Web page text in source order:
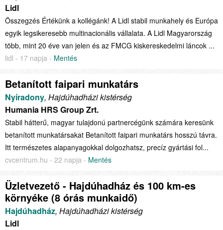
Lidl
Összegzés Értékünk a kollégánk! A Lidl stabil munkahely és Európa
egyik legsikeresebb multinacionális vállalata. A Lidl Magyarország
több, mint 20 éve van jelen és az FMCG kiskereskedelmi láncok ...
lidl - 17 napja - Mentés
Betanított faipari munkatárs
Nyíradony, Hajdúhadházi kistérség
Humania HRS Group Zrt.
Stabil hátterű, magyar tulajdonú partnercégünk számára keresünk
betanított munkatársakat Betanított faipari munkatárs hosszú távra.
Itt természetes alapanyagokkal dolgozhatsz, precíz gyártási fol...
cvcentrum.hu - 22 napja - Mentés
Üzletvezető - Hajdúhadház és 100 km-es
környéke (8 órás munkaidő)
Hajdúhadház, Hajdúhadházi kistérség
Lidl